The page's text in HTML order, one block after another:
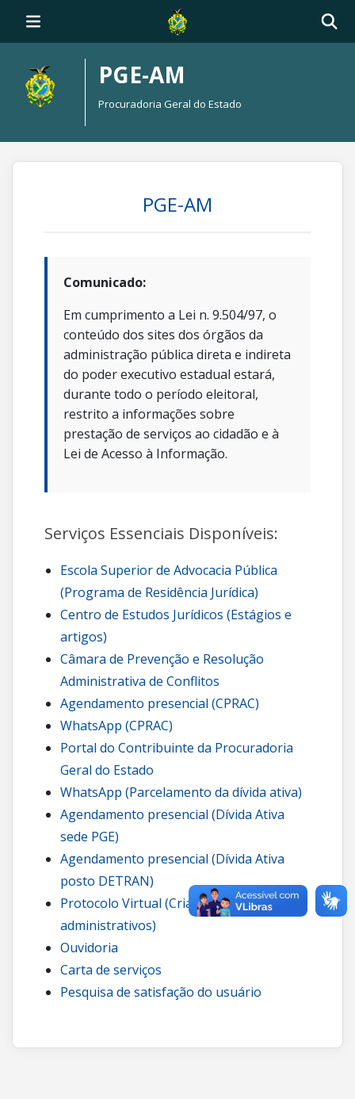
PGE-AM
Procuradoria Geral do Estado
PGE-AM
Comunicado:
Em cumprimento a Lei n. 9.504/97, o
conteúdo dos sites dos órgãos da
administração pública direta e indireta
do poder executivo estadual estará,
durante todo o período eleitoral,
restrito a informações sobre
prestação de serviços ao cidadão e à
Lei de Acesso à Informação.
Serviços Essenciais Disponíveis:
Escola Superior de Advocacia Pública
(Programa de Residência Jurídica)
Centro de Estudos Jurídicos (Estágios e
artigos)
Câmara de Prevenção e Resolução
Administrativa de Conflitos
Agendamento presencial (CPRAC)
WhatsApp (CPRAC)
Portal do Contribuinte da Procuradoria
Geral do Estado
WhatsApp (Parcelamento da dívida ativa)
Agendamento presencial (Dívida Ativa
sede PGE)
Agendamento presencial (Dívida Ativa
posto DETRAN)
Protocolo Virtual (Criação de processos
administrativos)
Ouvidoria
Carta de serviços
Pesquisa de satisfação do usuário